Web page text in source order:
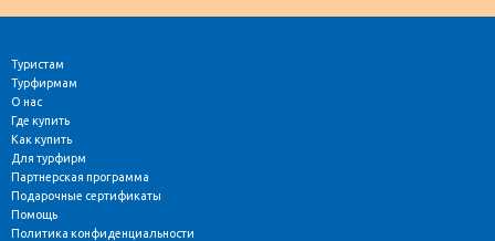
Туристам
Турфирмам
О нас
Где купить
Как купить
Для турфирм
Партнерская программа
Подарочные сертификаты
Помощь
Политика конфиденциальности